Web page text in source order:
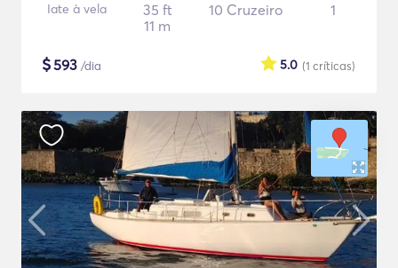
Iate à vela
35 ft
11 m
10 Cruzeiro 1
$593 /dia (1 críticas)
5.0